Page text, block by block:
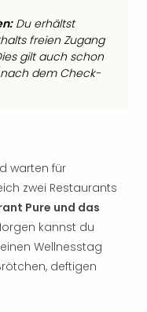
Du erhältst
freien Zugang
gilt auch schon
dem Check-
warten für
zwei Restaurants
Pure und das
kannst du
Wellnesstag
deftigen